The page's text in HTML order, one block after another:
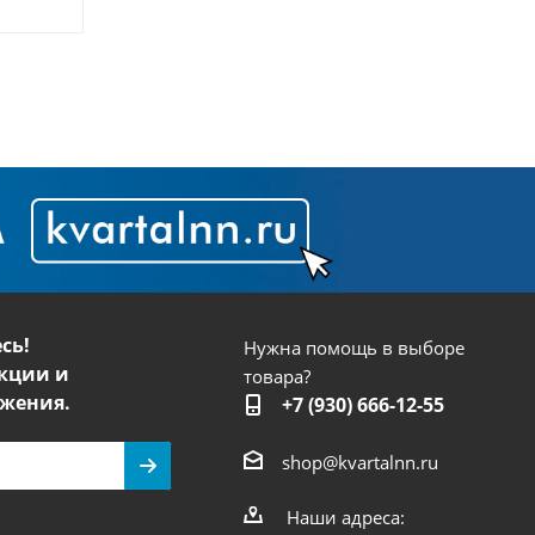
и
Нужна помощь в выборе
товара?
+7 (930) 666-12-55
shop@kvartalnn.ru
Наши адреса: